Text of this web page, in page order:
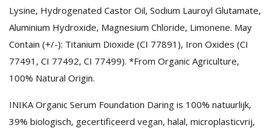
Lysine, Hydrogenated Castor Oil, Sodium Lauroyl Glutamate,
Aluminium Hydroxide, Magnesium Chloride, Limonene. May
Contain (+/-): Titanium Dioxide (CI 77891), Iron Oxides (CI
77491, CI 77492, CI 77499). *From Organic Agriculture,
100% Natural Origin.
INIKA Organic Serum Foundation Daring is 100% natuurlijk,
39% biologisch, gecertificeerd vegan, halal, microplasticvrij,